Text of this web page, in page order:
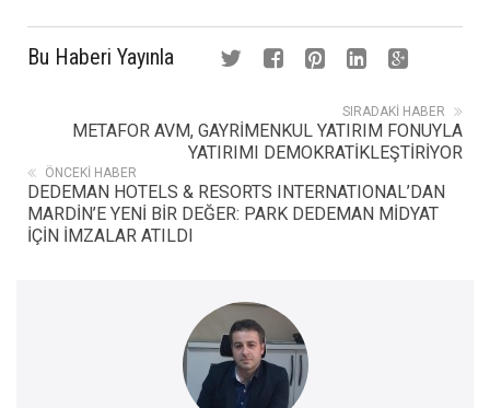
Bu Haberi Yayınla
SIRADAKI HABER
METAFOR AVM, GAYRİMENKUL YATIRIM FONUYLA
YATIRIMI DEMOKRATİKLEŞTİRİYOR
ÖNCEKI HABER
DEDEMAN HOTELS & RESORTS INTERNATIONAL’DAN
MARDİN’E YENİ BİR DEĞER: PARK DEDEMAN MİDYAT
İÇİN İMZALAR ATILDI